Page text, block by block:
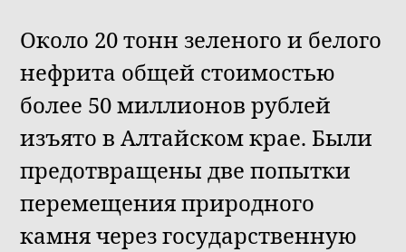
Около 20 тонн зеленого и белого
нефрита общей стоимостью
более 50 миллионов рублей
изъято в Алтайском крае. Были
предотвращены две попытки
перемещения природного
камня через государственную